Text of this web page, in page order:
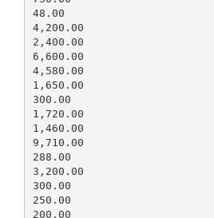
48.00
4,200.00
2,400.00
6,600.00
4,580.00
1,650.00
300.00
1,720.00
1,460.00
9,710.00
288.00
3,200.00
300.00
250.00
200.00